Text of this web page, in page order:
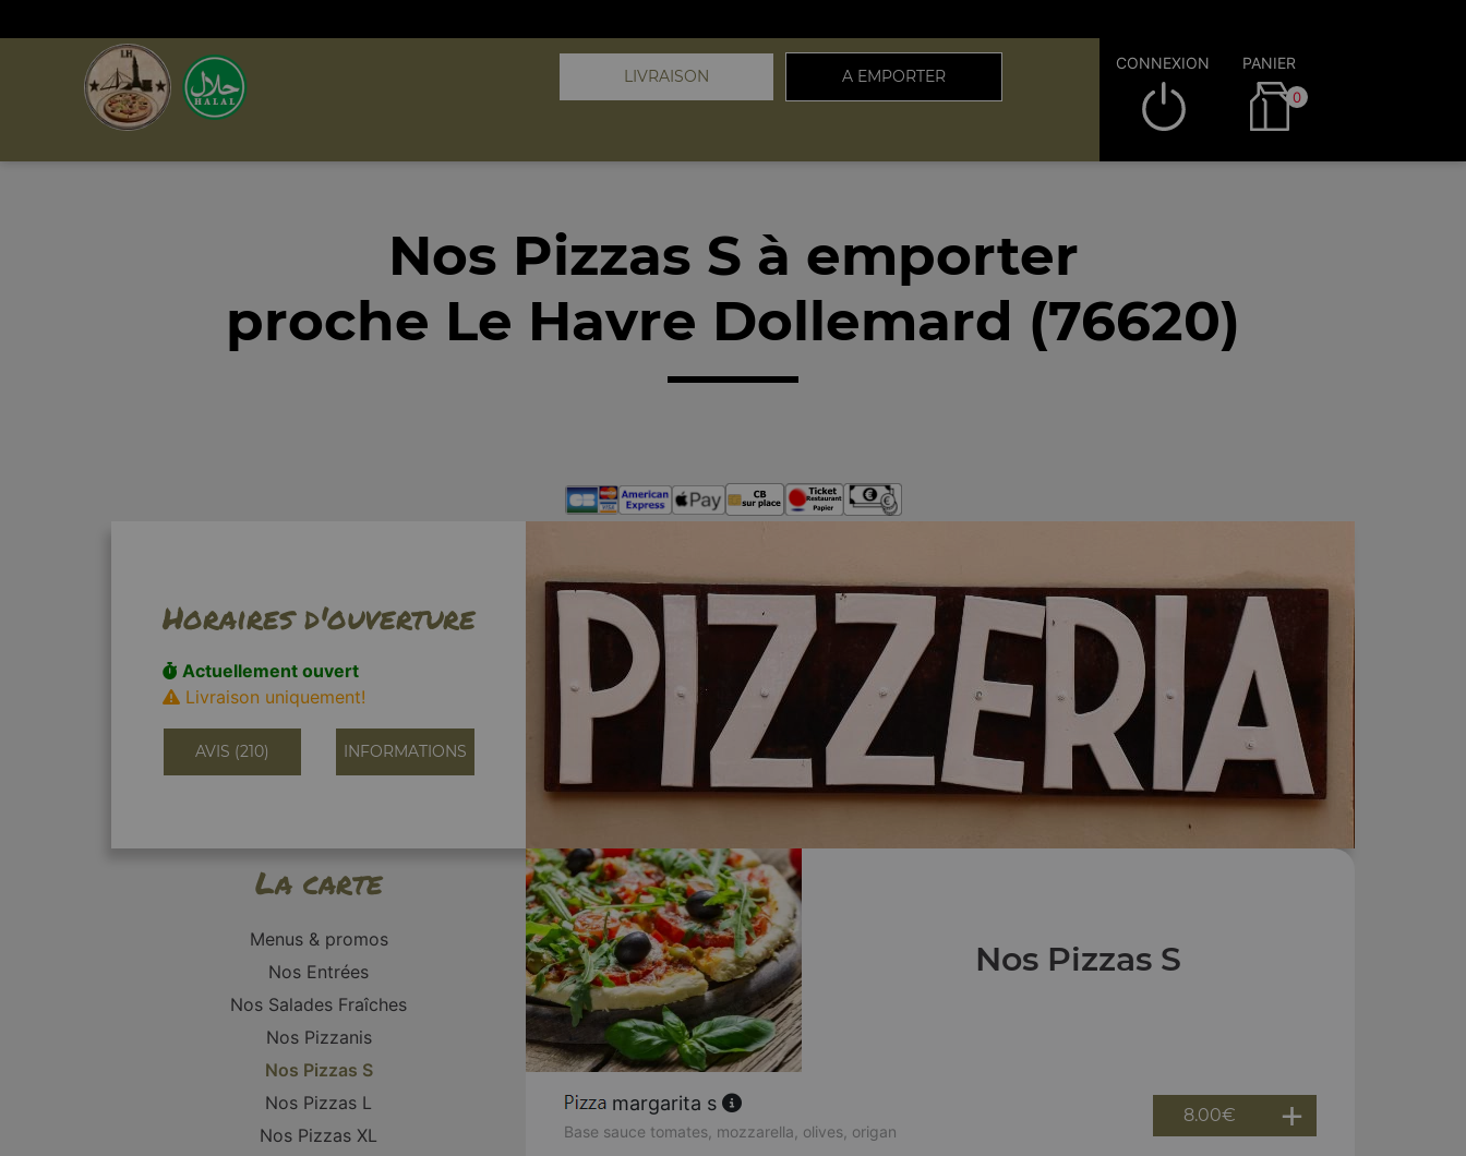
LIVRAISON A EMPORTER
CONNEXION PANIER
0
Nos Pizzas S à emporter
proche Le Havre Dollemard (76620)
Horaires d'ouverture
Actuellement ouvert
Livraison uniquement!
AVIS (210) INFORMATIONS
La carte
Menus & promos
Nos Entrées
Nos Salades Fraîches
Nos Pizzanis
Nos Pizzas S
Nos Pizzas L
Nos Pizzas XL
Nos Pizzas S
margarita s
Base sauce tomates, mozzarella, olives, origan
8.00€